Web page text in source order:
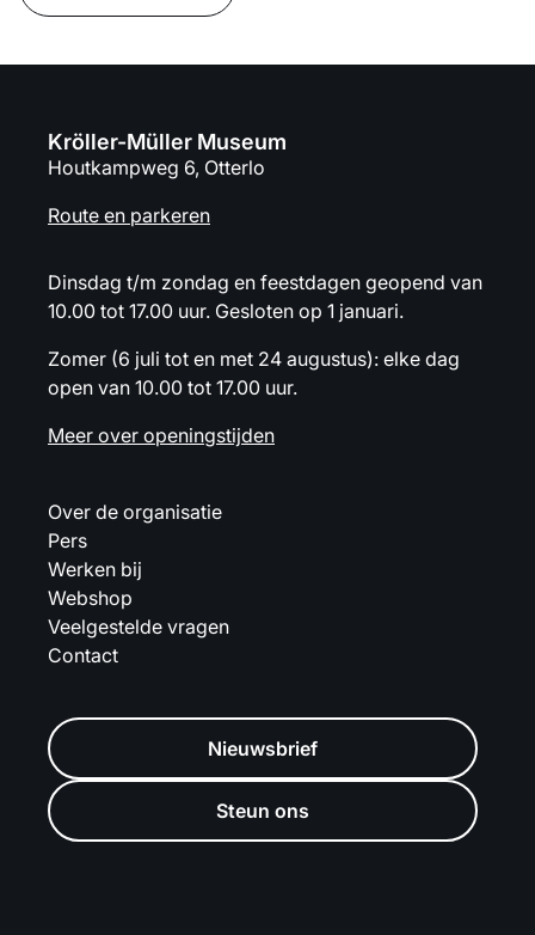
Kröller-Müller Museum
Houtkampweg 6, Otterlo
Route en parkeren
Dinsdag t/m zondag en feestdagen geopend van
10.00 tot 17.00 uur. Gesloten op 1 januari.
Zomer (6 juli tot en met 24 augustus): elke dag
open van 10.00 tot 17.00 uur.
Meer over openingstijden
Over de organisatie
Pers
Werken bij
Webshop
Veelgestelde vragen
Contact
Nieuwsbrief
Steun ons